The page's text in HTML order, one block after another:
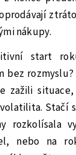
nákupy.
start
bez
zažili
Stačí
rozkolísala
nebo na